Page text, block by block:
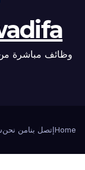
وظائف مباشرة
Home إتصل بنامن نحن